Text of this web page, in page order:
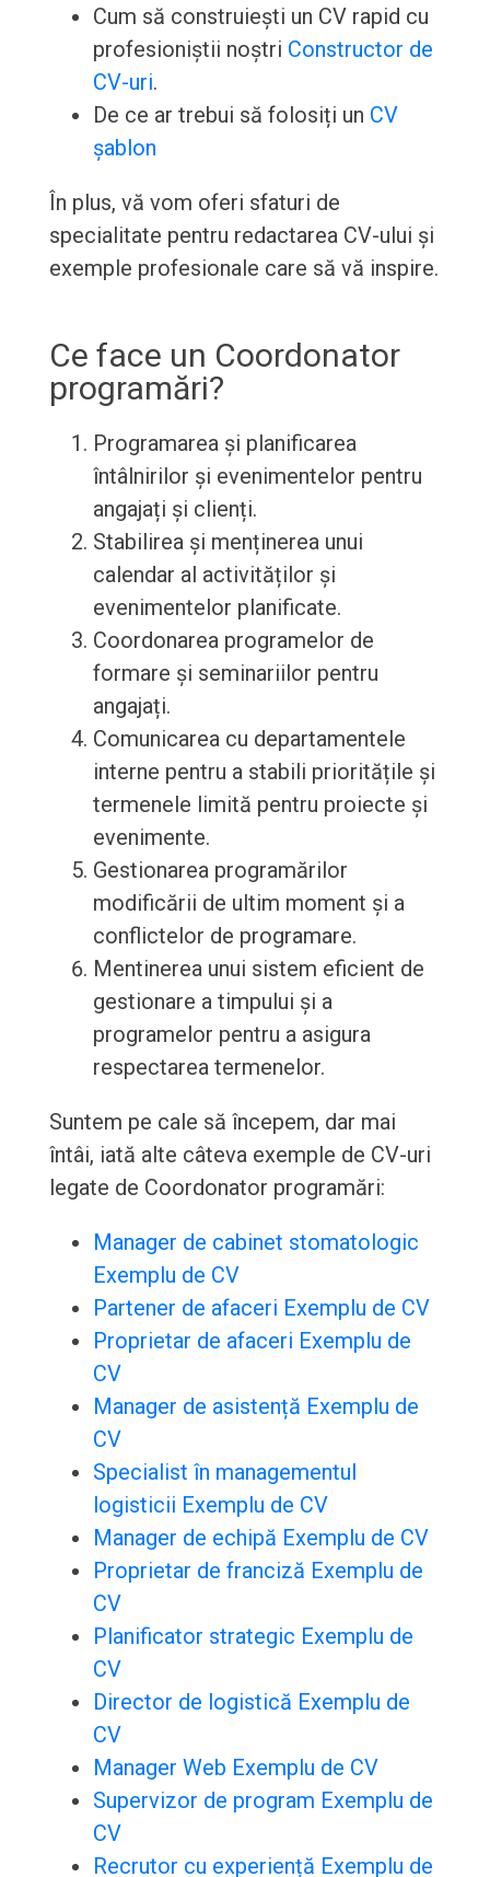
Cum să construiești un CV rapid cu
profesioniștii noștri Constructor de
CV-uri.
De ce ar trebui să folosiți un CV
șablon
În plus, vă vom oferi sfaturi de
specialitate pentru redactarea CV-ului și
exemple profesionale care să vă inspire.
Ce face un Coordonator
programări?
Programarea și planificarea
întâlnirilor și evenimentelor pentru
angajați și clienți.
Stabilirea și menținerea unui
calendar al activităților și
evenimentelor planificate.
Coordonarea programelor de
formare și seminariilor pentru
angajați.
Comunicarea cu departamentele
interne pentru a stabili prioritățile și
termenele limită pentru proiecte și
evenimente.
Gestionarea programărilor
modificării de ultim moment și a
conflictelor de programare.
Mentinerea unui sistem eficient de
gestionare a timpului și a
programelor pentru a asigura
respectarea termenelor.
Suntem pe cale să începem, dar mai
întâi, iată alte câteva exemple de CV-uri
legate de Coordonator programări:
Manager de cabinet stomatologic
Exemplu de CV
Partener de afaceri Exemplu de CV
Proprietar de afaceri Exemplu de
CV
Manager de asistență Exemplu de
CV
Specialist în managementul
logisticii Exemplu de CV
Manager de echipă Exemplu de CV
Proprietar de franciză Exemplu de
CV
Planificator strategic Exemplu de
CV
Director de logistică Exemplu de
CV
Manager Web Exemplu de CV
Supervizor de program Exemplu de
CV
Recrutor cu experiență Exemplu de